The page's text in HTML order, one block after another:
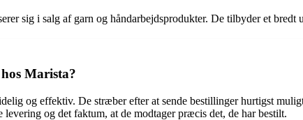
sig i salg af garn og håndarbejdsprodukter. De tilbyder et
Marista?
og effektiv. De stræber efter at sende bestillinger hurtigst
levering og det faktum, at de modtager præcis det, de har bestilt.